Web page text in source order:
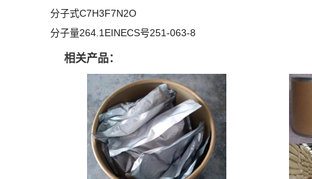
分子式C7H3F7N2O
分子量264.1EINECS号251-063-8
相关产品：